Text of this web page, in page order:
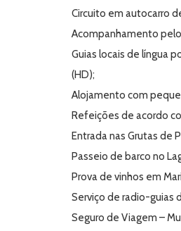
Circuito em autocarro
Acompanhamento
Guias locais de língua
(HD);
Alojamento com
Refeições de acordo
Entrada nas Grutas de
Passeio de barco no
Prova de vinhos em
Serviço de radio-guias
Seguro de Viagem –